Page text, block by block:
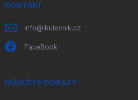
KONTAKT
info@ikulecnik.cz
FaceBook
DŮLEŽITÉ ODKAZY